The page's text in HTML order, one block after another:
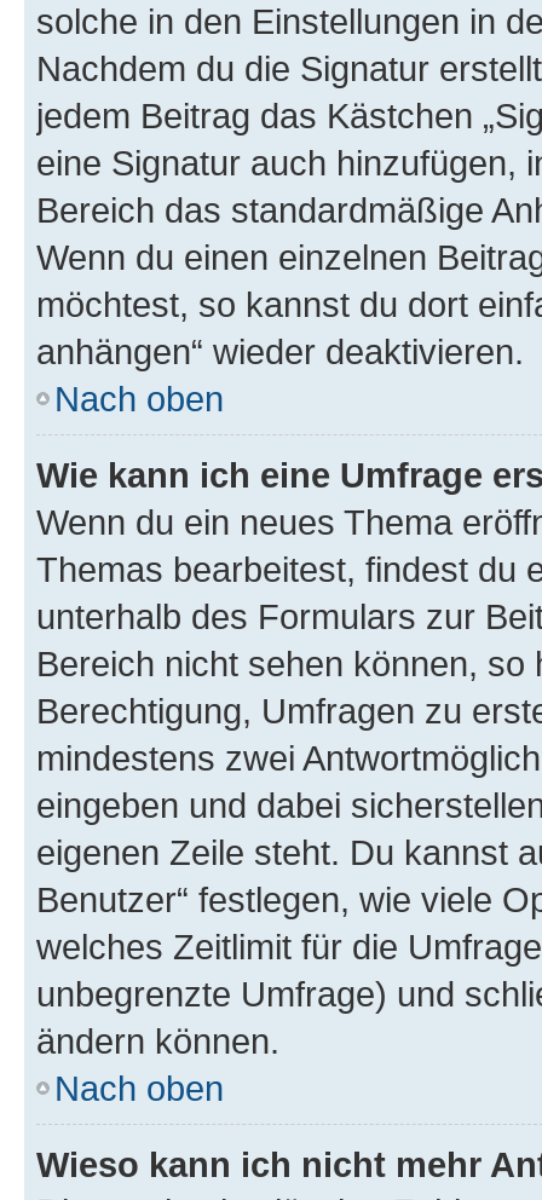
solche in den Einstellungen in
Nachdem du die Signatur
jedem Beitrag das Kästchen
eine Signatur auch hinzufügen,
Bereich das standardmäßige
Wenn du einen einzelnen
möchtest, so kannst du dort
anhängen“ wieder deaktivieren.
Nach oben
Wie kann ich eine Umfrage
Wenn du ein neues Thema
Themas bearbeitest, findest du
unterhalb des Formulars zur
Bereich nicht sehen können,
Berechtigung, Umfragen zu
mindestens zwei
eingeben und dabei
eigenen Zeile steht. Du kannst
Benutzer“ festlegen, wie viele
welches Zeitlimit für die
unbegrenzte Umfrage) und
ändern können.
Nach oben
Wieso kann ich nicht mehr